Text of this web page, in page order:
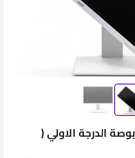
شاشة إيسر 24ips بوصة الدرجة الاولي (